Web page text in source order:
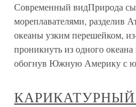
Современный видПрирода
мореплавателями, разделив
океаны узким перешейком,
проникнуть из одного
обогнув Южную Америку с